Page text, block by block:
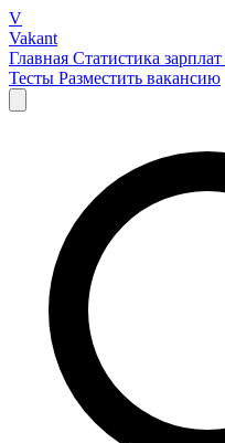
V
Vakant
Главная Статистика зарплат
Тесты Разместить вакансию